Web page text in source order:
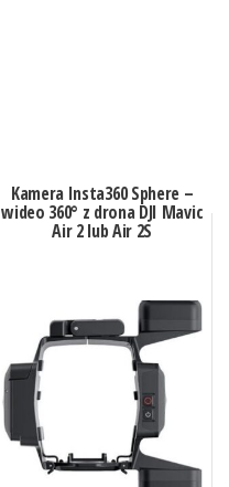
Kamera Insta360 Sphere –
wideo 360° z drona DJI Mavic
Air 2 lub Air 2S